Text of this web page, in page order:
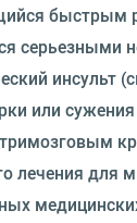
быстрым
серьезными
инсульт
или
лечения